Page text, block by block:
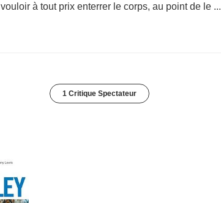
à tout prix enterrer le corps, au point de le ...
1 Critique Spectateur